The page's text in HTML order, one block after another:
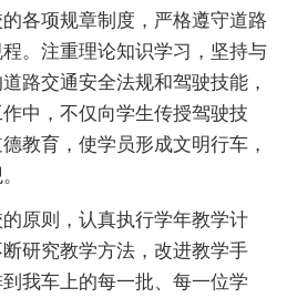
各项规章制度，严格遵守道路
。注重理论知识学习，坚持与
路交通安全法规和驾驶技能，
中，不仅向学生传授驾驶技
教育，使学员形成文明行车，
原则，认真执行学年教学计
研究教学方法，改进教学手
我车上的每一批、每一位学